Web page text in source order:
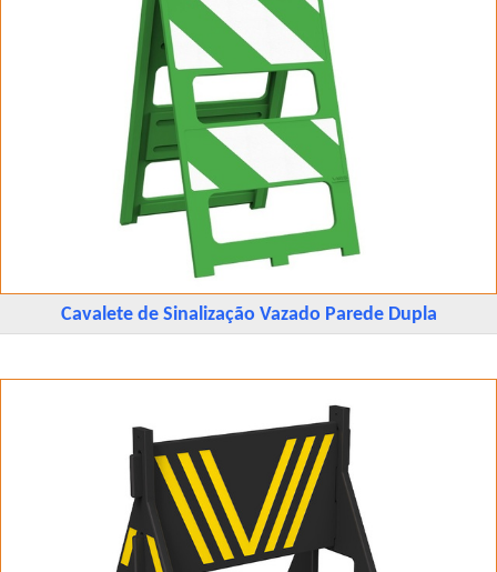
Cavalete de Sinalização Vazado Parede Dupla